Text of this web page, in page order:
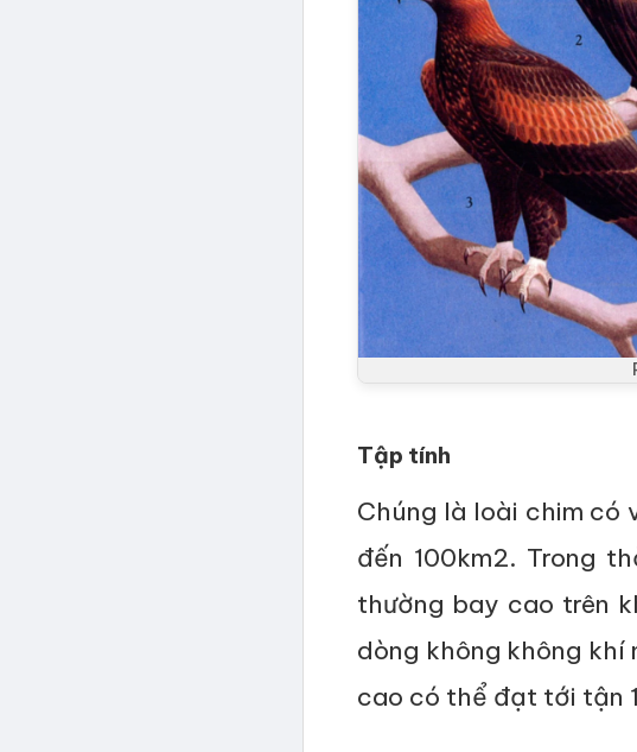
Tập tính
Chúng là loài chim có
đến 100km2. Trong
thường bay cao trên
dòng không không
cao có thể đạt tới tận